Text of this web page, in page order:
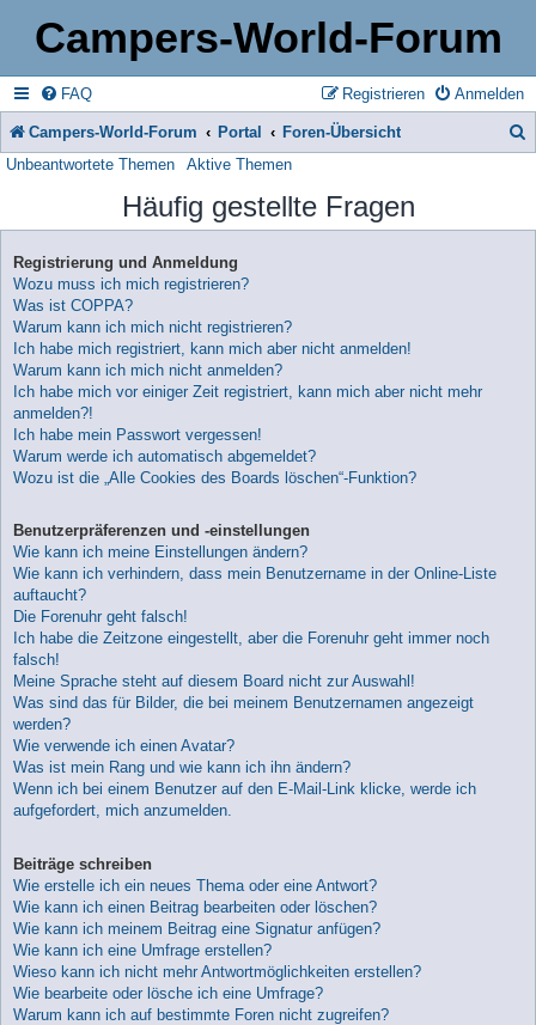
Campers-World-Forum
FAQ Anmelden
Registrieren
Campers-World-Forum Portal Foren-Übersicht
h
Unbeantwortete Themen Aktive Themen
Häufig gestellte Fragen
Registrierung und Anmeldung
Wozu muss ich mich registrieren?
Was ist COPPA?
Warum kann ich mich nicht registrieren?
Ich habe mich registriert, kann mich aber nicht anmelden!
Warum kann ich mich nicht anmelden?
Ich habe mich vor einiger Zeit registriert, kann mich aber nicht mehr
anmelden?!
Ich habe mein Passwort vergessen!
Warum werde ich automatisch abgemeldet?
Wozu ist die „Alle Cookies des Boards löschen“-Funktion?
Benutzerpräferenzen und -einstellungen
Wie kann ich meine Einstellungen ändern?
Wie kann ich verhindern, dass mein Benutzername in der Online-Liste
auftaucht?
Die Forenuhr geht falsch!
Ich habe die Zeitzone eingestellt, aber die Forenuhr geht immer noch
falsch!
Meine Sprache steht auf diesem Board nicht zur Auswahl!
Was sind das für Bilder, die bei meinem Benutzernamen angezeigt
werden?
Wie verwende ich einen Avatar?
Was ist mein Rang und wie kann ich ihn ändern?
Wenn ich bei einem Benutzer auf den E-Mail-Link klicke, werde ich
aufgefordert, mich anzumelden.
Beiträge schreiben
Wie erstelle ich ein neues Thema oder eine Antwort?
Wie kann ich einen Beitrag bearbeiten oder löschen?
Wie kann ich meinem Beitrag eine Signatur anfügen?
Wie kann ich eine Umfrage erstellen?
Wieso kann ich nicht mehr Antwortmöglichkeiten erstellen?
Wie bearbeite oder lösche ich eine Umfrage?
Warum kann ich auf bestimmte Foren nicht zugreifen?